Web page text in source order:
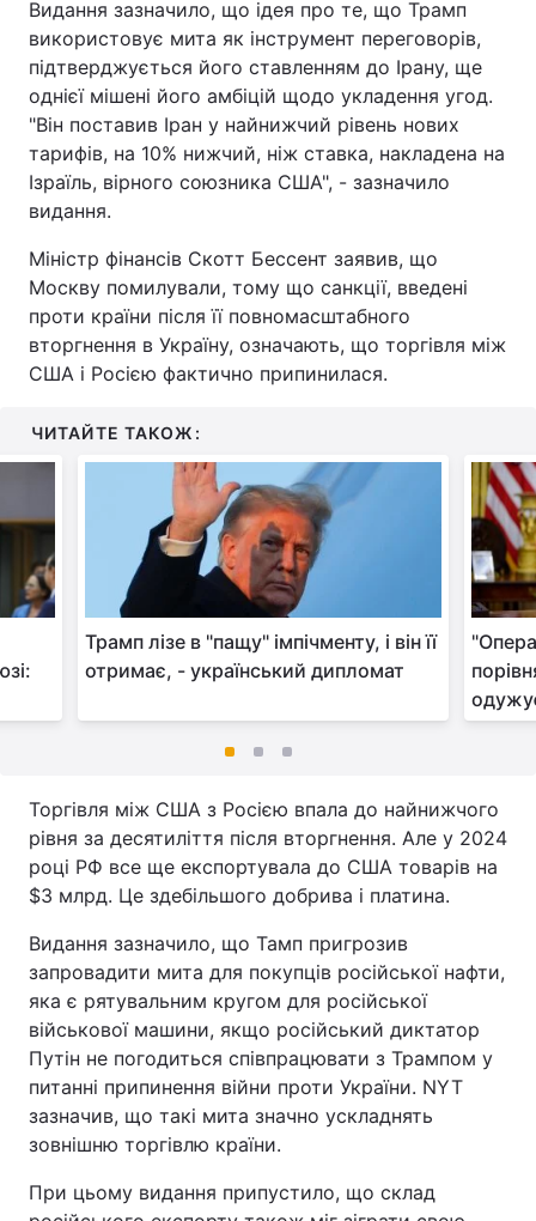
Видання зазначило, що ідея про те, що Трамп
використовує мита як інструмент переговорів,
підтверджується його ставленням до Ірану, ще
однієї мішені його амбіцій щодо укладення угод.
"Він поставив Іран у найнижчий рівень нових
тарифів, на 10% нижчий, ніж ставка, накладена на
Ізраїль, вірного союзника США", - зазначило
видання.
Міністр фінансів Скотт Бессент заявив, що
Москву помилували, тому що санкції, введені
проти країни після її повномасштабного
вторгнення в Україну, означають, що торгівля між
США і Росією фактично припинилася.
ЧИТАЙТЕ ТАКОЖ:
Трамп лізе в "пащу" імпічменту, і він її
отримає, - український дипломат
Торгівля між США з Росією впала до найнижчого
рівня за десятиліття після вторгнення. Але у 2024
році РФ все ще експортувала до США товарів на
$3 млрд. Це здебільшого добрива і платина.
Видання зазначило, що Тамп пригрозив
запровадити мита для покупців російської нафти,
яка є рятувальним кругом для російської
військової машини, якщо російський диктатор
Путін не погодиться співпрацювати з Трампом у
питанні припинення війни проти України. NYT
зазначив, що такі мита значно ускладнять
зовнішню торгівлю країни.
При цьому видання припустило, що склад